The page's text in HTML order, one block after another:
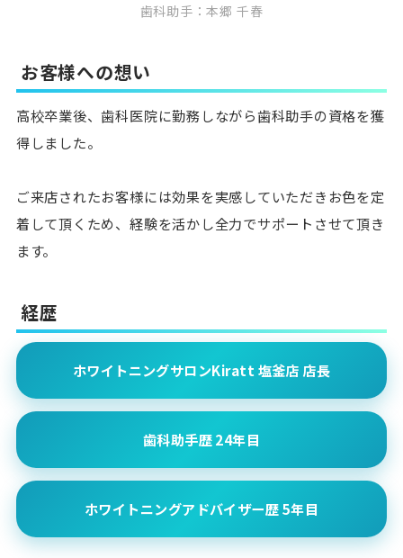
歯科助手：本郷 千春
お客様への想い
高校卒業後、歯科医院に勤務しながら歯科助手の資格を獲
得しました。
ご来店されたお客様には効果を実感していただきお色を定
着して頂くため、経験を活かし全力でサポートさせて頂き
ます。
経歴
ホワイトニングサロンKiratt 塩釜店 店長
歯科助手歴 24年目
ホワイトニングアドバイザー歴 5年目